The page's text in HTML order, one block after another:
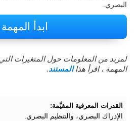
البصري.
ابدأ المهمة
لمزيد من المعلومات حول المتغيرات
المهمة ، اقرأ هذاالمستند.
القدرات المعرفية المقيَّمة:
الإدراك البصري، والتنظيم البصري.